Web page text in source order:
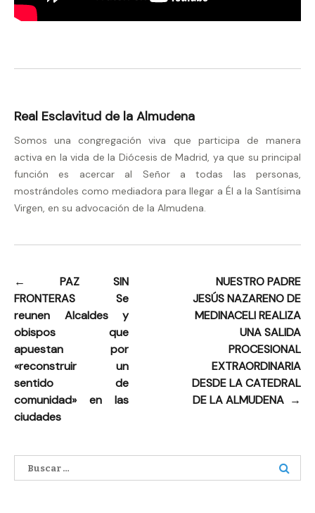
Real Esclavitud de la Almudena
Somos una congregación viva que participa de manera
activa en la vida de la Diócesis de Madrid, ya que su principal
función es acercar al Señor a todas las personas,
mostrándoles como mediadora para llegar a Él a la Santísima
Virgen, en su advocación de la Almudena.
Navegación
de
entradas
←
PAZ SIN
FRONTERAS Se
reunen Alcaldes y
obispos que
apuestan por
«reconstruir un
sentido de
comunidad» en las
ciudades
NUESTRO PADRE
JESÚS NAZARENO DE
MEDINACELI REALIZA
UNA SALIDA
PROCESIONAL
EXTRAORDINARIA
DESDE LA CATEDRAL
DE LA ALMUDENA →
Buscar: